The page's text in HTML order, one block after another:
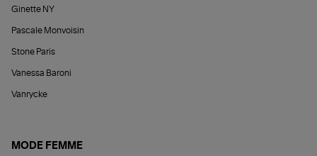
Ginette NY
Pascale Monvoisin
Stone Paris
Vanessa Baroni
Vanrycke
MODE FEMME